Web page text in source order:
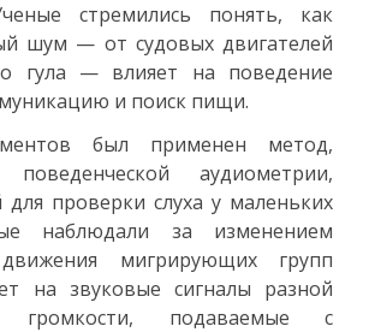
стремились понять, как
шум — от судовых двигателей
гула — влияет на поведение
и поиск пищи.
был применен метод,
поведенческой аудиометрии,
для проверки слуха у маленьких
наблюдали за изменением
мигрирующих групп
на звуковые сигналы разной
подаваемые с